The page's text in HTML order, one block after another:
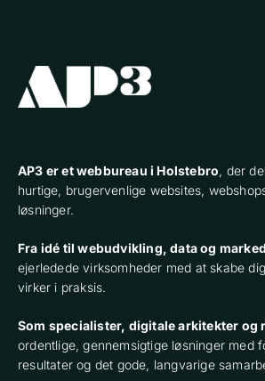
AP3 er et webbureau i Holstebro, der
hurtige, brugervenlige websites,
løsninger.
Fra idé til webudvikling, data og
ejerledede virksomheder med at skabe
virker i praksis.
Som specialister, digitale arkitekter og
ordentlige, gennemsigtige løsninger med
resultater og det gode, langvarige